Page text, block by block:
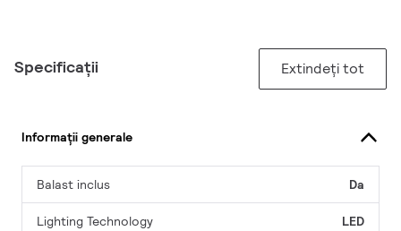
Specificații Extindeți tot
Informații generale
Balast inclus Da
Lighting Technology LED